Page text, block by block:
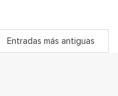
Entradas más antiguas